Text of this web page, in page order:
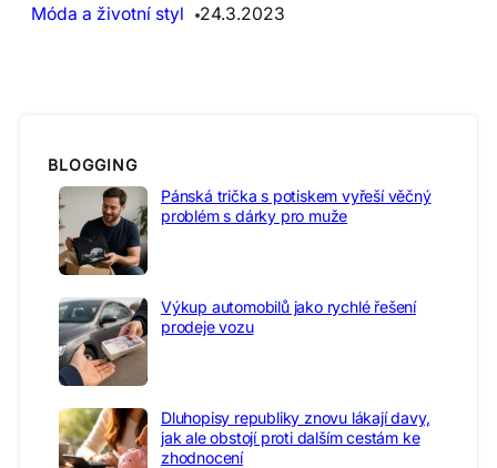
Móda a životní styl
24.3.2023
BLOGGING
Pánská trička s potiskem vyřeší věčný
problém s dárky pro muže
Výkup automobilů jako rychlé řešení
prodeje vozu
Dluhopisy republiky znovu lákají davy,
jak ale obstojí proti dalším cestám ke
zhodnocení